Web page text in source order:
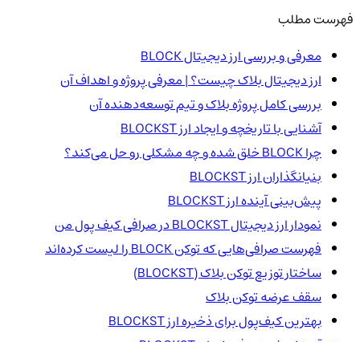
فهرست مطلب
معرفی و بررسی ارز دیجیتال BLOCK
ارز دیجیتال بلاک‌ چیست؟ | معرفی پروژه و اهداف آن
بررسی کامل پروژه بلاک‌ و تیم توسعه‌دهنده آن
آشنایی با تاریخچه و ایجاد ارز BLOCKST
چرا BLOCK خلق شده و چه مشکلی رو حل می‌کند؟
بنیانگذاران ارز BLOCKST
پیش‌بینی آینده ارز BLOCKST
نمودار ارز دیجیتال BLOCKST در صرافی کیف پول من
فهرست صرافی‌هایی که توکن BLOCK را لیست کرده‌اند
ساختار توزیع توکن بلاک‌ (BLOCKST)
سقف عرضه توکن بلاک‌
بهترین کیف‌پول برای ذخیره ارز BLOCKST